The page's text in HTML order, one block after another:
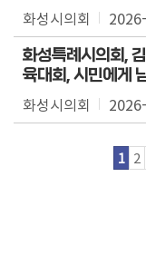
화성시의회
화성특례시의회,
육대회, 시민에게
화성시의회
1 2